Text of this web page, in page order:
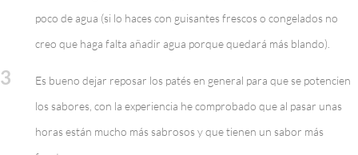
poco de agua (si lo haces con guisantes frescos o congelados no
creo que haga falta añadir agua porque quedará más blando).
3
Es bueno dejar reposar los patés en general para que se potencien
los sabores, con la experiencia he comprobado que al pasar unas
horas están mucho más sabrosos y que tienen un sabor más